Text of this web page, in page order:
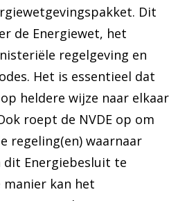
Dit
de Energiewet, het
regelgeving en
Het is essentieel dat
heldere wijze naar elkaar
roept de NVDE op om
regeling(en) waarnaar
Energiebesluit te
manier kan het